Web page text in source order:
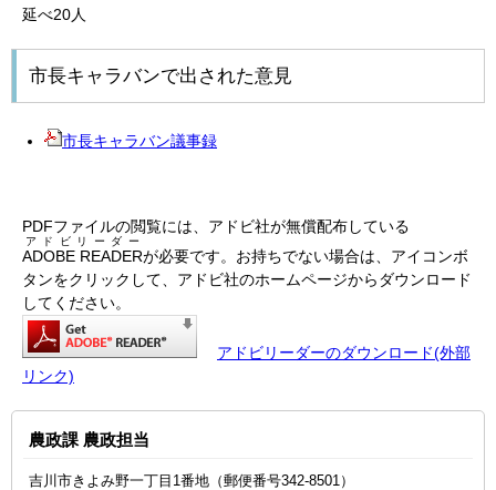
延べ20人
市長キャラバンで出された意見
市長キャラバン議事録
PDFファイルの閲覧には、アドビ社が無償配布している
ADOBE READER
アドビリーダー
が必要です。お持ちでない場合は、アイコンボ
タンをクリックして、アドビ社のホームページからダウンロード
してください。
アドビリーダーのダウンロード(外部
リンク)
農政課 農政担当
吉川市きよみ野一丁目1番地（郵便番号342-8501）